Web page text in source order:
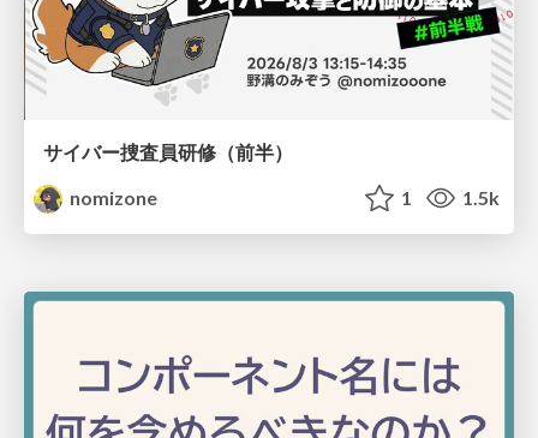
サイバー捜査員研修（前半）
nomizone
1 1.5k